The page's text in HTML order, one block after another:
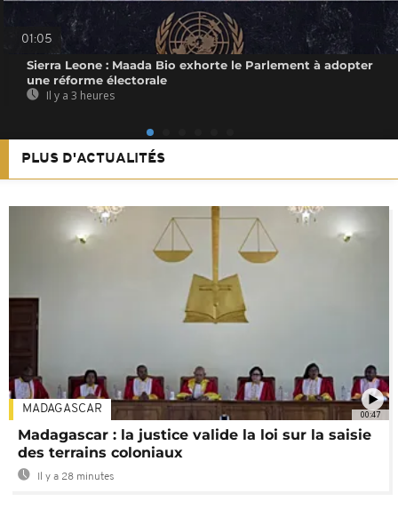
01:05
Sierra Leone : Maada Bio exhorte le Parlement à adopter
une réforme électorale
Il y a 3 heures
PLUS D'ACTUALITÉS
00:47
MADAGASCAR
Madagascar : la justice valide la loi sur la saisie
des terrains coloniaux
Il y a 28 minutes